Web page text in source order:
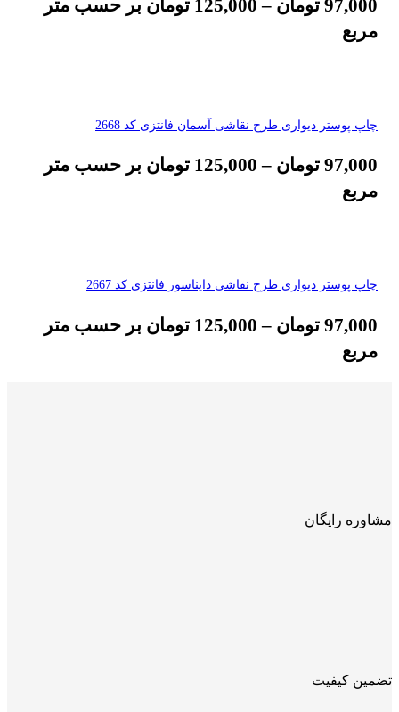
97,000 تومان –
125,000 تومان بر حسب متر
مربع
چاپ پوستر دیواری طرح نقاشی آسمان فانتزی کد 2668
97,000 تومان –
125,000 تومان بر حسب متر
مربع
چاپ پوستر دیواری طرح نقاشی دایناسور فانتزی کد 2667
97,000 تومان –
125,000 تومان بر حسب متر
مربع
مشاوره رایگان
تضمین کیفیت